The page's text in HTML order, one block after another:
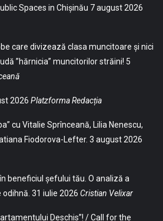
Spaces in Chișinău 7 august 2026
care divizează clasa muncitoare și nici
”hărnicia” muncitorilor străini! 5
2026 Platzforma Redacția
cu Vitalie Sprînceană, Lilia Nenescu,
Fiodorova-Lefter. 3 august 2026
beneficiul șefului tău. O analiză a
31 iulie 2026 Cristian Velixar
Deschis”! / Call for the